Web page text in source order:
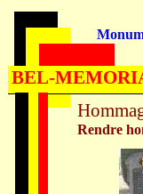
Rendre
BEL-